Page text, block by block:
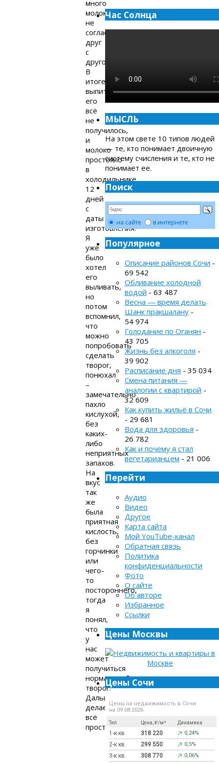
много
молока,
не
согласовавшись
друг
с
другом.
В
итоге
выпить
его
всё
не
получилось,
и
молоко
простояло
в
холодильнике
12
дней
с
даты
изготовления.
Я
уже
было
хотел
его
выливать,
но
потом
вспомнил,
что
можно
попробовать
сделать
творог,
понюхал
–
замечательно
пахло
кислухой,
без
каких-
либо
неприятных
запахов.
На
вкус
так
же
была
приятная
кислость,
без
горчинки
или
чего-
то
постороннего,
тогда
я
понял,
что
у
нас
может
получиться
нормальный
творог.
Дальше
делается
всё
просто:
Час Солнца
МЫСЛЬ
На этом свете 10 типов людей
— те, кто понимает двоичную
систему счисления и те, кто не
понимает ее.
Поиск
на сайте в интернете
Популярное
Описание районов Сочи -
69 542
Обливание холодной
водой - 63 487
Весна — время делать
Шанк пракшалану -
54 974
Голодание по Оганян -
43 705
Жизнь без алкоголя -
39 902
Расписание дня - 35 034
Смена питания —
аналогии с квартирой -
32 609
Как купить жильё в Сочи
- 29 681
Вода для здоровья -
26 782
Как и почему я стал
вегетарианцем - 21 006
Перейти
Аудио
Видео
Другое
Карта сайта
Мой YouTube-канал
Обратная связь
Политика
конфиденциальности
Фото
О сайте
Об авторе
Избранное
Ссылки
Цены Москвы
Цены Сочи
Цены на недвижимость в Сочи
на 09.08.2026
Тип Цена, ₽/м² Динамика
1-к кв. 318 220 0,24%
2-к кв. 299 550 0,5%
3-к кв. 308 770 0,06%